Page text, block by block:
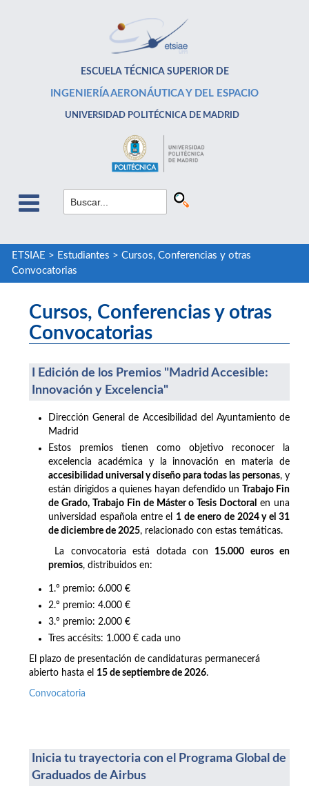
ESCUELA TÉCNICA SUPERIOR DE
INGENIERÍA AERONÁUTICA Y DEL ESPACIO
UNIVERSIDAD POLITÉCNICA DE MADRID
ETSIAE > Estudiantes > Cursos, Conferencias y otras
Convocatorias
Cursos, Conferencias y otras
Convocatorias
I Edición de los Premios "Madrid Accesible:
Innovación y Excelencia"
Dirección General de Accesibilidad del Ayuntamiento de
Madrid
Estos premios tienen como objetivo reconocer la
excelencia académica y la innovación en materia de
accesibilidad universal y diseño para todas las personas, y
están dirigidos a quienes hayan defendido un Trabajo Fin
de Grado, Trabajo Fin de Máster o Tesis Doctoral en una
universidad española entre el 1 de enero de 2024 y el 31
de diciembre de 2025, relacionado con estas temáticas.
La convocatoria está dotada con 15.000 euros en
premios, distribuidos en:
1.º premio: 6.000 €
2.º premio: 4.000 €
3.º premio: 2.000 €
Tres accésits: 1.000 € cada uno
El plazo de presentación de candidaturas permanecerá
abierto hasta el 15 de septiembre de 2026.
Convocatoria
Inicia tu trayectoria con el Programa Global de
Graduados de Airbus